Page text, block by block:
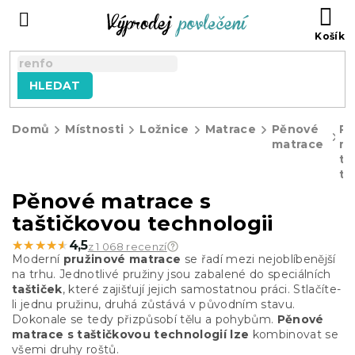
HLEDAT
Domů Místnosti Ložnice Matrace
Pěnové
matrace
Pěnové matrace s
taštičkovou technologii
★★★★★
★★★★★ 4,5z 1 068 recenzí
Moderní pružinové matrace se řadí mezi nejoblíbenější
na trhu. Jednotlivé pružiny jsou zabalené do speciálních
taštiček, které zajišťují jejich samostatnou práci. Stlačíte-
li jednu pružinu, druhá zůstává v původním stavu.
Dokonale se tedy přizpůsobí tělu a pohybům. Pěnové
matrace s taštičkovou technologií lze kombinovat se
všemi druhy roštů.